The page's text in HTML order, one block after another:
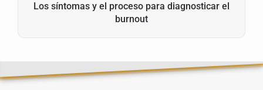
Los síntomas y el proceso para diagnosticar el
burnout